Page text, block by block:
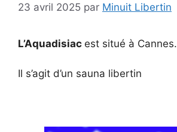
23 avril 2025 par Minuit Libertin
L’Aquadisiac est situé à Cannes.
Il s’agit d’un sauna libertin